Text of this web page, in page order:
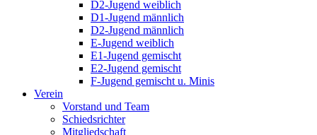
D2-Jugend weiblich
D1-Jugend männlich
D2-Jugend männlich
E-Jugend weiblich
E1-Jugend gemischt
E2-Jugend gemischt
F-Jugend gemischt u. Minis
Verein
Vorstand und Team
Schiedsrichter
Mitgliedschaft